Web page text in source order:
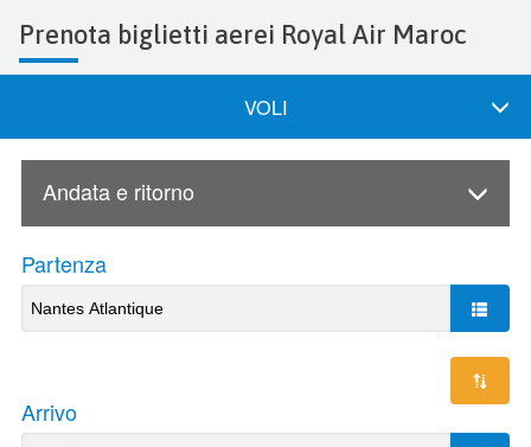
Prenota biglietti aerei Royal Air Maroc